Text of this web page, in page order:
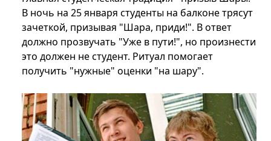
В ночь на 25 января студенты на балконе трясут
зачеткой, призывая "Шара, приди!". В ответ
должно прозвучать "Уже в пути!", но произнести
это должен не студент. Ритуал помогает
получить "нужные" оценки "на шару".